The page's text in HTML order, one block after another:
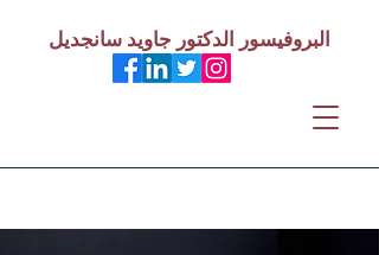
البروفيسور الدكتور جاويد سانجديل